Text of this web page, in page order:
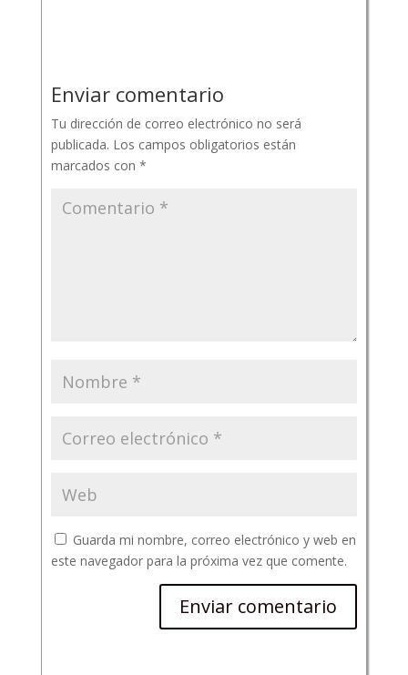
Enviar comentario
Tu dirección de correo electrónico no será
publicada. Los campos obligatorios están
marcados con *
Guarda mi nombre, correo electrónico y web en
este navegador para la próxima vez que comente.